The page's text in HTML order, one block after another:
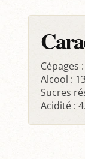
Cépages
Alcool :
Sucres
Acidité :